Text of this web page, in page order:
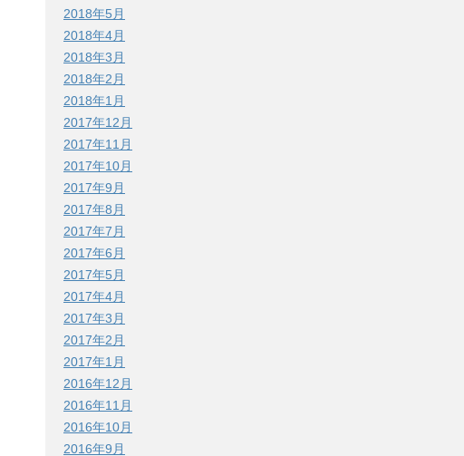
2018年5月
2018年4月
2018年3月
2018年2月
2018年1月
2017年12月
2017年11月
2017年10月
2017年9月
2017年8月
2017年7月
2017年6月
2017年5月
2017年4月
2017年3月
2017年2月
2017年1月
2016年12月
2016年11月
2016年10月
2016年9月